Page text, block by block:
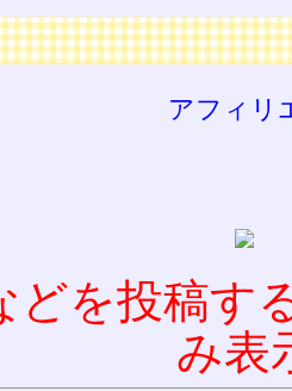
アフィリ
どを投稿す
み表